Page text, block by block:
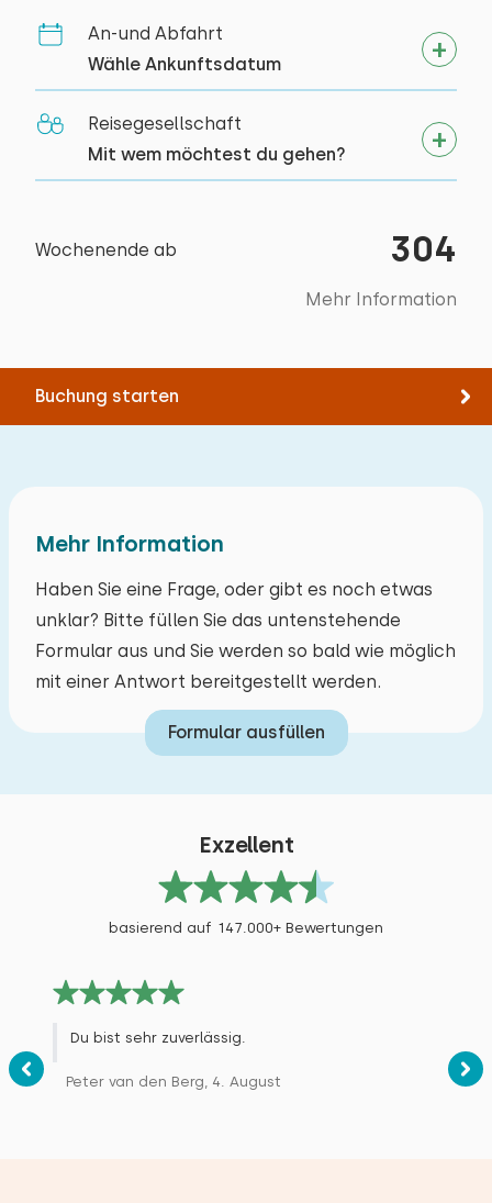
An-und Abfahrt
Wähle Ankunftsdatum
Reisegesellschaft
Mit wem möchtest du gehen?
Wochenende ab 304
Mehr Information
Buchung starten
Schwimmen
Mehr Information
Haben Sie eine Frage, oder gibt es noch etwas
unklar? Bitte füllen Sie das untenstehende
Formular aus und Sie werden so bald wie möglich
mit einer Antwort bereitgestellt werden.
Formular ausfüllen
Exzellent
basierend auf 147.000+ Bewertungen
Du bist sehr zuverlässig.
Peter van den Berg, 4. August